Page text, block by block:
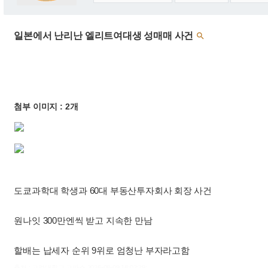
일본에서 난리난 엘리트여대생 성매매 사건 
첨부 이미지 : 2개
도쿄과학대 학생과 60대 부동산투자회사 회장 사건
원나잇 300만엔씩 받고 지속한 만남
할배는 납세자 순위 9위로 엄청난 부자라고함